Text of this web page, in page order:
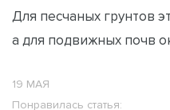
Для песчаных грунтов
а для подвижных почв
19 МАЯ
Понравилась статья: